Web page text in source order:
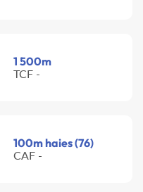
1 500m
TCF -
100m haies (76)
CAF -